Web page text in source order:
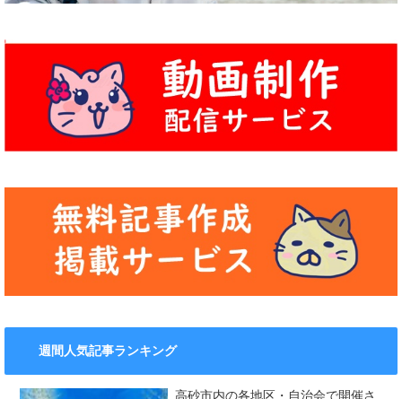
週間人気記事ランキング
高砂市内の各地区・自治会で開催さ